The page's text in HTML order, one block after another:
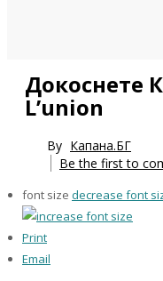
Докоснете
L’union
By Капана.БГ
Be the first to
font size decrease font
Print
Email
Year
Month
Year
Month